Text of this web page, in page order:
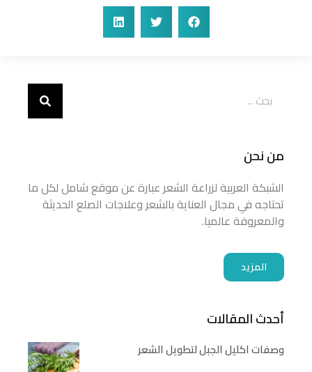
من نحن
الشبكة العربية لزراعة الشعر عبارة عن موقع شامل لكل ما
تحتاجه في مجال العناية بالشعر وعلاجات الصلع الحديثة
والمعروفة عالميا.
المزيد
أحدث المقالات
وصفات اكليل الجبل لتطويل الشعر